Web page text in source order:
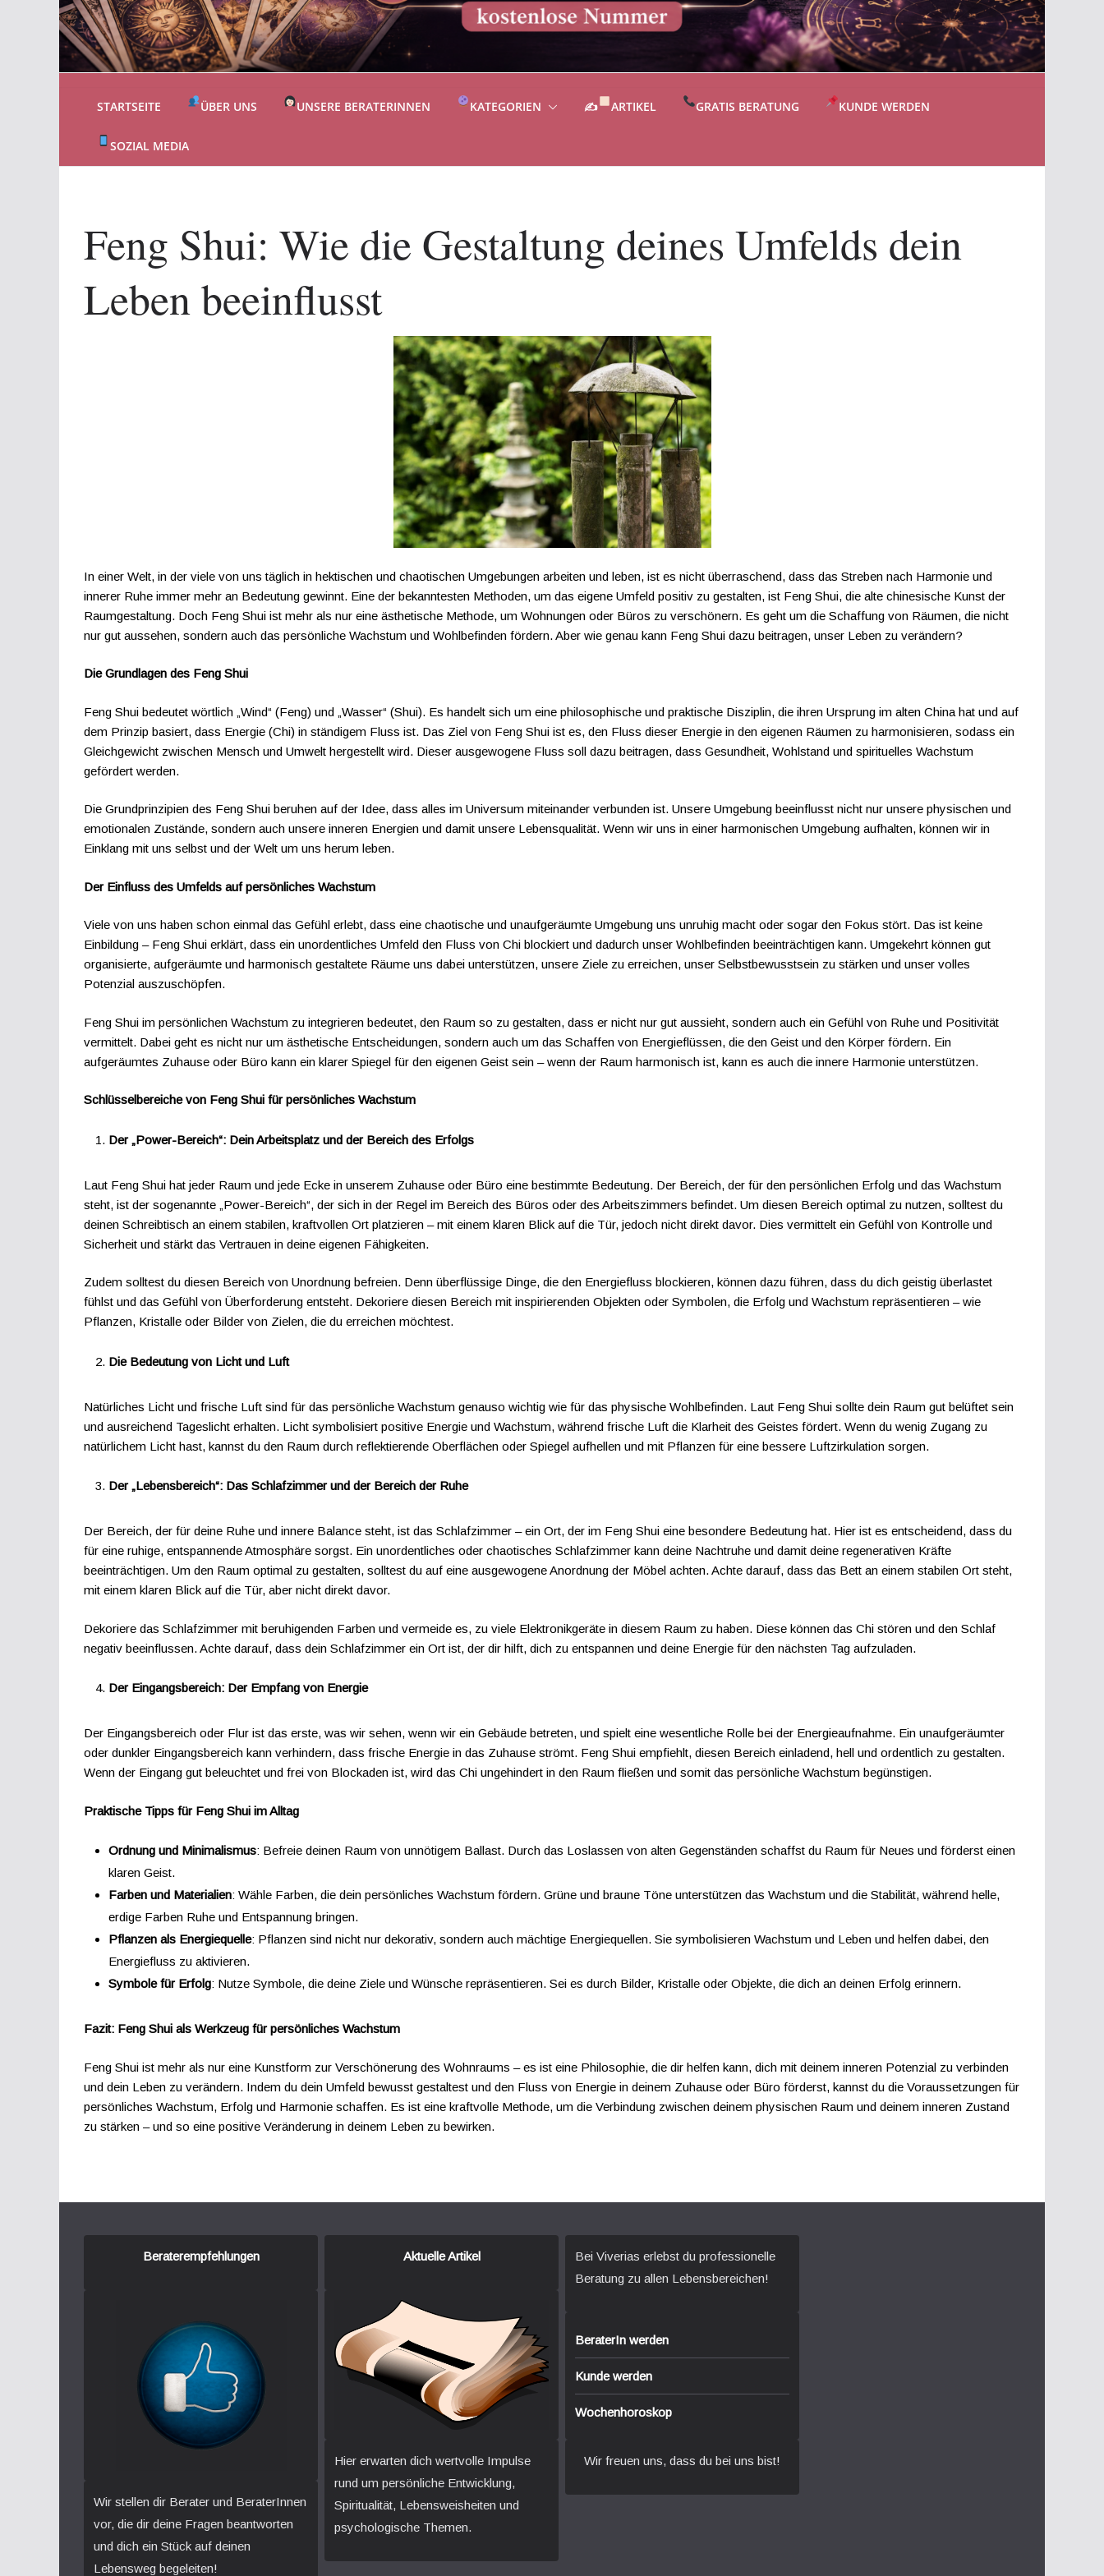
STARTSEITE ÜBER UNS UNSERE BERATERINNEN KATEGORIEN ✍ ARTIKEL GRATIS BERATUNG KUNDE WERDEN
SOZIAL MEDIA
Feng Shui: Wie die Gestaltung deines Umfelds dein
Leben beeinflusst
In einer Welt, in der viele von uns täglich in hektischen und chaotischen Umgebungen arbeiten und leben, ist es nicht überraschend, dass das Streben nach Harmonie und
innerer Ruhe immer mehr an Bedeutung gewinnt. Eine der bekanntesten Methoden, um das eigene Umfeld positiv zu gestalten, ist Feng Shui, die alte chinesische Kunst der
Raumgestaltung. Doch Feng Shui ist mehr als nur eine ästhetische Methode, um Wohnungen oder Büros zu verschönern. Es geht um die Schaffung von Räumen, die nicht
nur gut aussehen, sondern auch das persönliche Wachstum und Wohlbefinden fördern. Aber wie genau kann Feng Shui dazu beitragen, unser Leben zu verändern?
Die Grundlagen des Feng Shui
Feng Shui bedeutet wörtlich „Wind“ (Feng) und „Wasser“ (Shui). Es handelt sich um eine philosophische und praktische Disziplin, die ihren Ursprung im alten China hat und auf
dem Prinzip basiert, dass Energie (Chi) in ständigem Fluss ist. Das Ziel von Feng Shui ist es, den Fluss dieser Energie in den eigenen Räumen zu harmonisieren, sodass ein
Gleichgewicht zwischen Mensch und Umwelt hergestellt wird. Dieser ausgewogene Fluss soll dazu beitragen, dass Gesundheit, Wohlstand und spirituelles Wachstum
gefördert werden.
Die Grundprinzipien des Feng Shui beruhen auf der Idee, dass alles im Universum miteinander verbunden ist. Unsere Umgebung beeinflusst nicht nur unsere physischen und
emotionalen Zustände, sondern auch unsere inneren Energien und damit unsere Lebensqualität. Wenn wir uns in einer harmonischen Umgebung aufhalten, können wir in
Einklang mit uns selbst und der Welt um uns herum leben.
Der Einfluss des Umfelds auf persönliches Wachstum
Viele von uns haben schon einmal das Gefühl erlebt, dass eine chaotische und unaufgeräumte Umgebung uns unruhig macht oder sogar den Fokus stört. Das ist keine
Einbildung – Feng Shui erklärt, dass ein unordentliches Umfeld den Fluss von Chi blockiert und dadurch unser Wohlbefinden beeinträchtigen kann. Umgekehrt können gut
organisierte, aufgeräumte und harmonisch gestaltete Räume uns dabei unterstützen, unsere Ziele zu erreichen, unser Selbstbewusstsein zu stärken und unser volles
Potenzial auszuschöpfen.
Feng Shui im persönlichen Wachstum zu integrieren bedeutet, den Raum so zu gestalten, dass er nicht nur gut aussieht, sondern auch ein Gefühl von Ruhe und Positivität
vermittelt. Dabei geht es nicht nur um ästhetische Entscheidungen, sondern auch um das Schaffen von Energieflüssen, die den Geist und den Körper fördern. Ein
aufgeräumtes Zuhause oder Büro kann ein klarer Spiegel für den eigenen Geist sein – wenn der Raum harmonisch ist, kann es auch die innere Harmonie unterstützen.
Schlüsselbereiche von Feng Shui für persönliches Wachstum
Der „Power-Bereich“: Dein Arbeitsplatz und der Bereich des Erfolgs
Laut Feng Shui hat jeder Raum und jede Ecke in unserem Zuhause oder Büro eine bestimmte Bedeutung. Der Bereich, der für den persönlichen Erfolg und das Wachstum
steht, ist der sogenannte „Power-Bereich“, der sich in der Regel im Bereich des Büros oder des Arbeitszimmers befindet. Um diesen Bereich optimal zu nutzen, solltest du
deinen Schreibtisch an einem stabilen, kraftvollen Ort platzieren – mit einem klaren Blick auf die Tür, jedoch nicht direkt davor. Dies vermittelt ein Gefühl von Kontrolle und
Sicherheit und stärkt das Vertrauen in deine eigenen Fähigkeiten.
Zudem solltest du diesen Bereich von Unordnung befreien. Denn überflüssige Dinge, die den Energiefluss blockieren, können dazu führen, dass du dich geistig überlastet
fühlst und das Gefühl von Überforderung entsteht. Dekoriere diesen Bereich mit inspirierenden Objekten oder Symbolen, die Erfolg und Wachstum repräsentieren – wie
Pflanzen, Kristalle oder Bilder von Zielen, die du erreichen möchtest.
Die Bedeutung von Licht und Luft
Natürliches Licht und frische Luft sind für das persönliche Wachstum genauso wichtig wie für das physische Wohlbefinden. Laut Feng Shui sollte dein Raum gut belüftet sein
und ausreichend Tageslicht erhalten. Licht symbolisiert positive Energie und Wachstum, während frische Luft die Klarheit des Geistes fördert. Wenn du wenig Zugang zu
natürlichem Licht hast, kannst du den Raum durch reflektierende Oberflächen oder Spiegel aufhellen und mit Pflanzen für eine bessere Luftzirkulation sorgen.
Der „Lebensbereich“: Das Schlafzimmer und der Bereich der Ruhe
Der Bereich, der für deine Ruhe und innere Balance steht, ist das Schlafzimmer – ein Ort, der im Feng Shui eine besondere Bedeutung hat. Hier ist es entscheidend, dass du
für eine ruhige, entspannende Atmosphäre sorgst. Ein unordentliches oder chaotisches Schlafzimmer kann deine Nachtruhe und damit deine regenerativen Kräfte
beeinträchtigen. Um den Raum optimal zu gestalten, solltest du auf eine ausgewogene Anordnung der Möbel achten. Achte darauf, dass das Bett an einem stabilen Ort steht,
mit einem klaren Blick auf die Tür, aber nicht direkt davor.
Dekoriere das Schlafzimmer mit beruhigenden Farben und vermeide es, zu viele Elektronikgeräte in diesem Raum zu haben. Diese können das Chi stören und den Schlaf
negativ beeinflussen. Achte darauf, dass dein Schlafzimmer ein Ort ist, der dir hilft, dich zu entspannen und deine Energie für den nächsten Tag aufzuladen.
Der Eingangsbereich: Der Empfang von Energie
Der Eingangsbereich oder Flur ist das erste, was wir sehen, wenn wir ein Gebäude betreten, und spielt eine wesentliche Rolle bei der Energieaufnahme. Ein unaufgeräumter
oder dunkler Eingangsbereich kann verhindern, dass frische Energie in das Zuhause strömt. Feng Shui empfiehlt, diesen Bereich einladend, hell und ordentlich zu gestalten.
Wenn der Eingang gut beleuchtet und frei von Blockaden ist, wird das Chi ungehindert in den Raum fließen und somit das persönliche Wachstum begünstigen.
Praktische Tipps für Feng Shui im Alltag
Ordnung und Minimalismus: Befreie deinen Raum von unnötigem Ballast. Durch das Loslassen von alten Gegenständen schaffst du Raum für Neues und förderst einen
klaren Geist.
Farben und Materialien: Wähle Farben, die dein persönliches Wachstum fördern. Grüne und braune Töne unterstützen das Wachstum und die Stabilität, während helle,
erdige Farben Ruhe und Entspannung bringen.
Pflanzen als Energiequelle: Pflanzen sind nicht nur dekorativ, sondern auch mächtige Energiequellen. Sie symbolisieren Wachstum und Leben und helfen dabei, den
Energiefluss zu aktivieren.
Symbole für Erfolg: Nutze Symbole, die deine Ziele und Wünsche repräsentieren. Sei es durch Bilder, Kristalle oder Objekte, die dich an deinen Erfolg erinnern.
Fazit: Feng Shui als Werkzeug für persönliches Wachstum
Feng Shui ist mehr als nur eine Kunstform zur Verschönerung des Wohnraums – es ist eine Philosophie, die dir helfen kann, dich mit deinem inneren Potenzial zu verbinden
und dein Leben zu verändern. Indem du dein Umfeld bewusst gestaltest und den Fluss von Energie in deinem Zuhause oder Büro förderst, kannst du die Voraussetzungen für
persönliches Wachstum, Erfolg und Harmonie schaffen. Es ist eine kraftvolle Methode, um die Verbindung zwischen deinem physischen Raum und deinem inneren Zustand
zu stärken – und so eine positive Veränderung in deinem Leben zu bewirken.
Beraterempfehlungen
Wir stellen dir Berater und BeraterInnen
vor, die dir deine Fragen beantworten
und dich ein Stück auf deinen
Lebensweg begeleiten!
Aktuelle Artikel
Hier erwarten dich wertvolle Impulse
rund um persönliche Entwicklung,
Spiritualität, Lebensweisheiten und
psychologische Themen.
Bei Viverias erlebst du professionelle
Beratung zu allen Lebensbereichen!
BeraterIn werden
Kunde werden
Wochenhoroskop
Wir freuen uns, dass du bei uns bist!